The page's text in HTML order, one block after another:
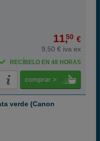
11,50 €
9,50 € iva ex
RECÍBELO EN 48 HORAS
comprar >
verde (Canon